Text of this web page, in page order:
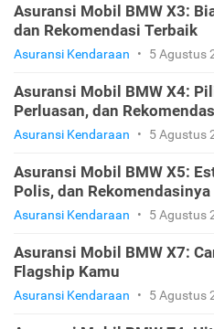
Asuransi Mobil BMW X3:
dan Rekomendasi Terbaik
Asuransi Kendaraan • 5 Agustus
Asuransi Mobil BMW X4:
Perluasan, dan
Asuransi Kendaraan • 5 Agustus
Asuransi Mobil BMW X5:
Polis, dan Rekomendasinya
Asuransi Kendaraan • 5 Agustus
Asuransi Mobil BMW X7:
Flagship Kamu
Asuransi Kendaraan • 5 Agustus